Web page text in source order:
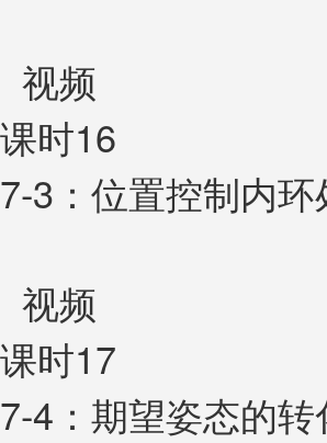
视频
课时16
7-3：位置控制内环
视频
课时17
7-4：期望姿态的转